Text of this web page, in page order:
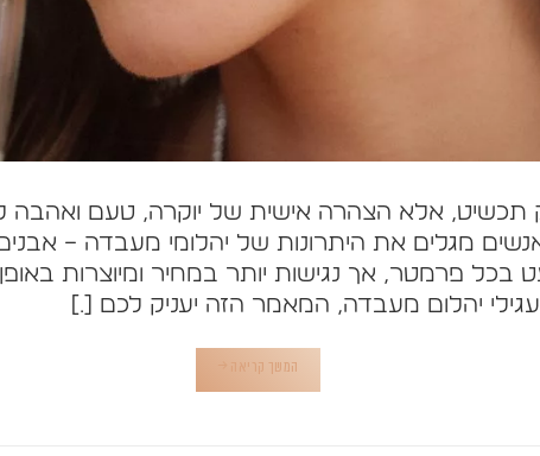
תכשיט, אלא הצהרה אישית של יוקרה, טעם ואהבה
אנשים מגלים את היתרונות של יהלומי מעבדה –
בכל פרמטר, אך נגישות יותר במחיר ומיוצרות
יהלום מעבדה, המאמר הזה יעניק לכם […]
המשך קריאה